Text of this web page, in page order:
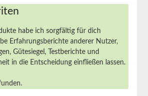
habe ich sorgfältig‌ für dich
Erfahrungsberichte anderer Nutzer,
Gütesiegel, Testberichte und
in die Entscheidung einfließen lassen.